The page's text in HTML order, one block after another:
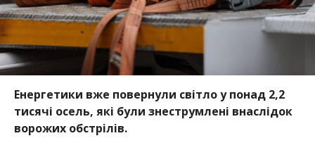
Енергетики вже повернули світло у понад 2,2
тисячі осель, які були знеструмлені внаслідок
ворожих обстрілів.